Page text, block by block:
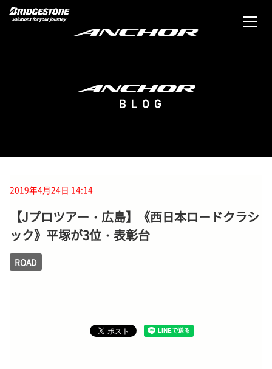
2019年4月24日 14:14
【Jプロツアー・広島】《西日本ロードクラシ
ック》平塚が3位・表彰台
ROAD